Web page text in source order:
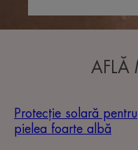
AFLĂ
Protecție solară pentru
pielea foarte albă